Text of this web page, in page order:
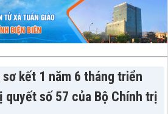
kết 1 năm 6 tháng triển
quyết số 57 của Bộ Chính trị